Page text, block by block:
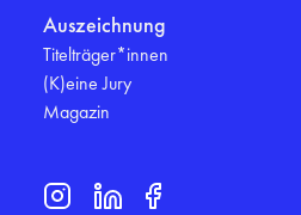
Auszeichnung
Titelträger*innen
(K)eine Jury
Magazin